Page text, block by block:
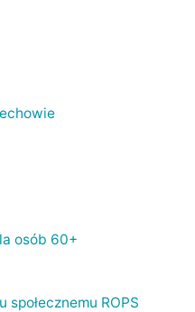
osób 60+
ROPS